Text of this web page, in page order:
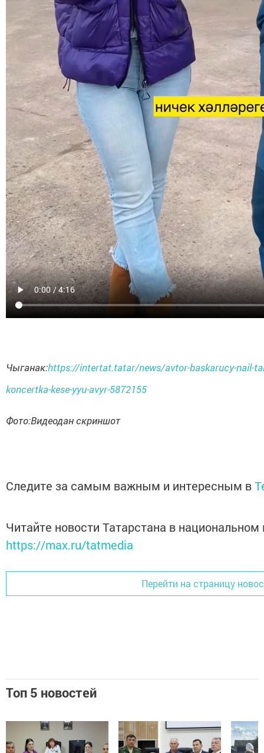
Чыганак:https://intertat.tatar/news/avtor-baskarucy-nail-
koncertka-kese-yyu-avyr-5872155
Фото:Видеодан скриншот
Следите за самым важным и интересным в
Читайте новости Татарстана в
https://max.ru/tatmedia
Перейти на страницу
Топ 5 новостей